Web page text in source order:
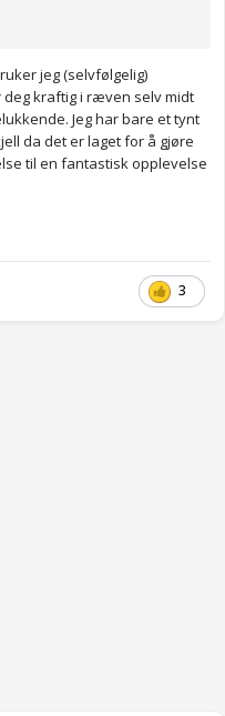
jeg (selvfølgelig)
kraftig i ræven selv midt
Jeg har bare et tynt
da det er laget for å gjøre
til en fantastisk opplevelse
3